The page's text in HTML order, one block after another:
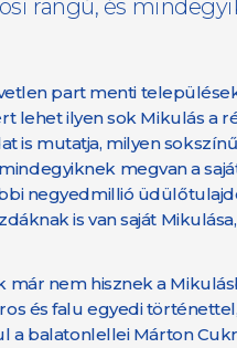
rangú, és
part menti
lehet ilyen sok Mikulás a
is mutatja, milyen
megvan a
negyedmillió
is van saját
nem hisznek a
és falu egyedi
a balatonlellei Márton